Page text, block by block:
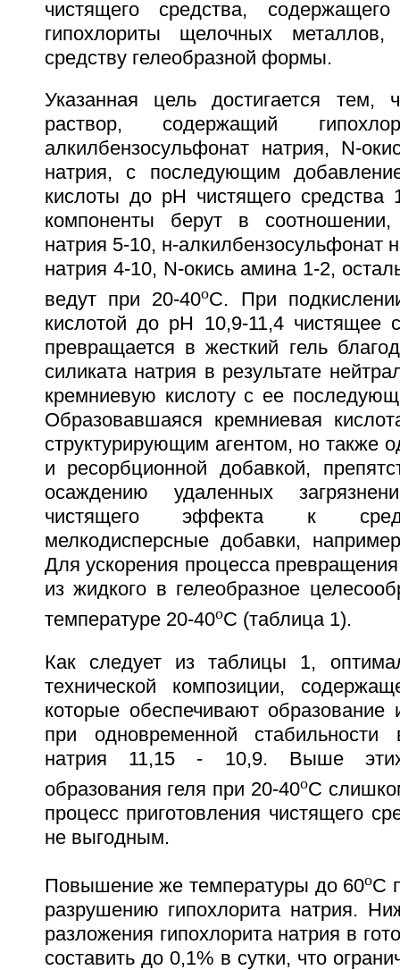
чистящего средства,
гипохлориты щелочных
средству гелеобразной формы.
Указанная цель достигается тем,
раствор, содержащий
алкилбензосульфонат натрия, N-
натрия, с последующим
кислоты до рН чистящего средства
компоненты берут в соотношении,
натрия 5-10, н-алкилбензосульфонат
натрия 4-10, N-окись амина 1-2,
ведут при 20-40oС. При
кислотой до рН 10,9-11,4 чистящее
превращается в жесткий гель
силиката натрия в результате
кремниевую кислоту с ее
Образовавшаяся кремниевая
структурирующим агентом, но также
и ресорбционной добавкой,
осаждению удаленных
чистящего эффекта к
мелкодисперсные добавки,
Для ускорения процесса
из жидкого в гелеобразное
температуре 20-40oС (таблица 1).
Как следует из таблицы 1,
технической композиции,
которые обеспечивают образование
при одновременной стабильности
натрия 11,15 - 10,9. Выше
образования геля при 20-40oС
процесс приготовления чистящего
не выгодным.
Повышение же температуры до 60oС
разрушению гипохлорита натрия.
разложения гипохлорита натрия в
составить до 0,1% в сутки, что